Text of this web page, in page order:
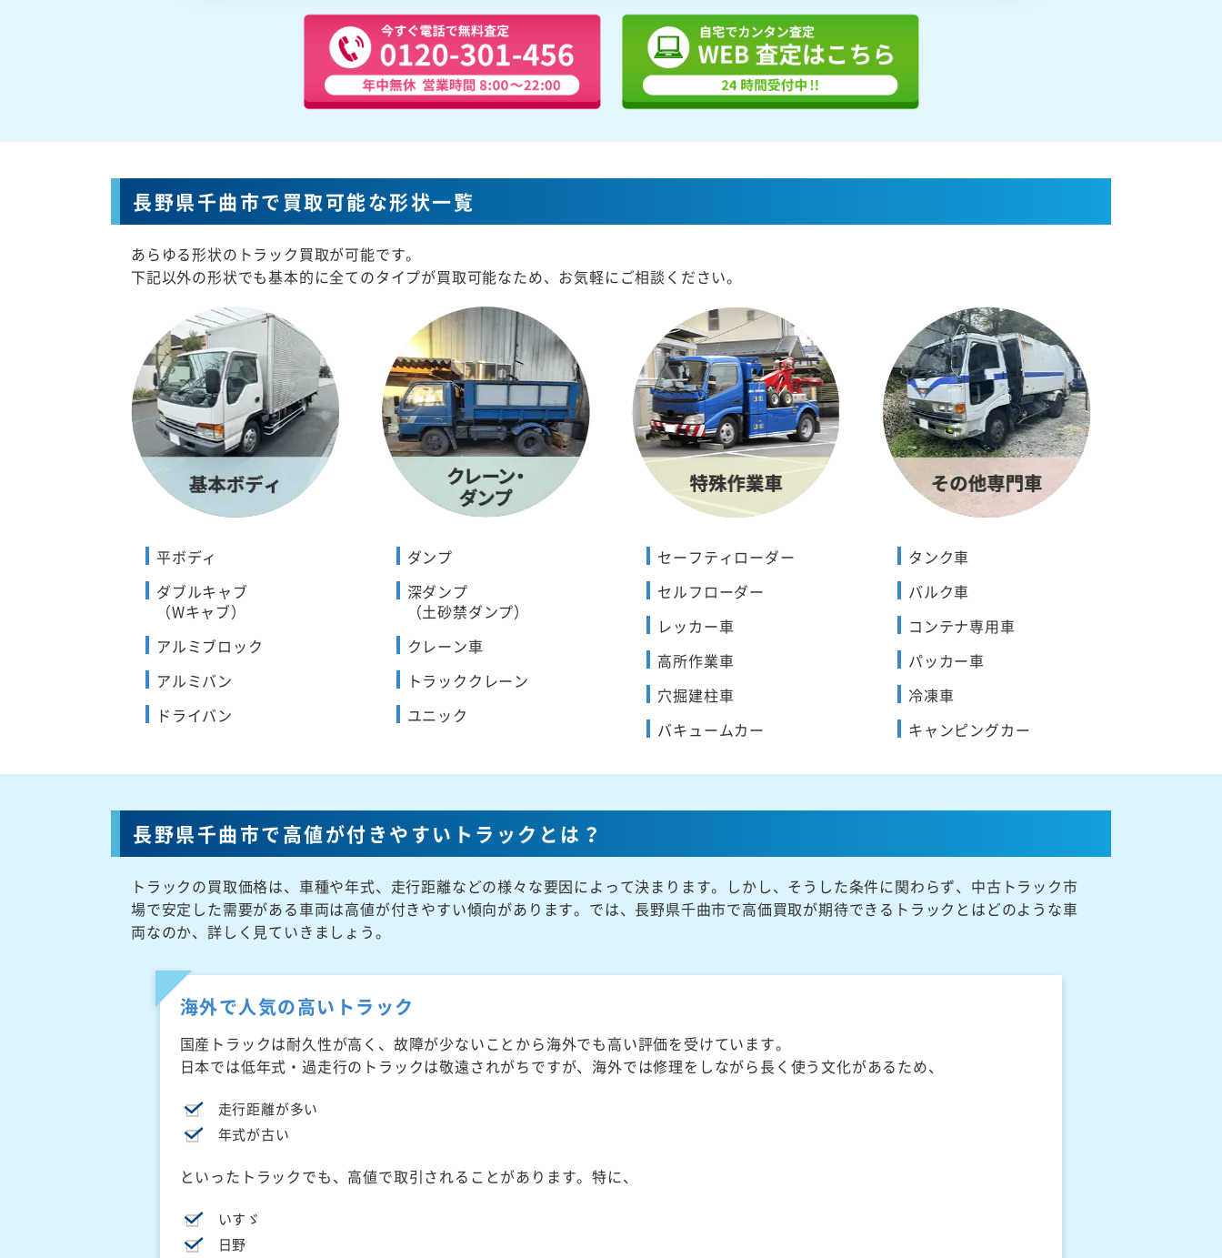
長野県千曲市で買取可能な形状一覧
あらゆる形状のトラック買取が可能です。
下記以外の形状でも基本的に全てのタイプが買取可能なため、お気軽にご相談ください。
平ボディ
ダブルキャブ
（Wキャブ）
アルミブロック
アルミバン
ドライバン
ダンプ
深ダンプ
（土砂禁ダンプ）
クレーン車
トラッククレーン
ユニック
セーフティローダー
セルフローダー
レッカー車
高所作業車
穴掘建柱車
バキュームカー
タンク車
バルク車
コンテナ専用車
パッカー車
冷凍車
キャンピングカー
長野県千曲市で高値が付きやすいトラックとは？
トラックの買取価格は、車種や年式、走行距離などの様々な要因によって決まります。しかし、そうした条件に関わらず、中古トラック市
場で安定した需要がある車両は高値が付きやすい傾向があります。では、長野県千曲市で高価買取が期待できるトラックとはどのような車
両なのか、詳しく見ていきましょう。
海外で人気の高いトラック
国産トラックは耐久性が高く、故障が少ないことから海外でも高い評価を受けています。
日本では低年式・過走行のトラックは敬遠されがちですが、海外では修理をしながら長く使う文化があるため、
走行距離が多い
年式が古い
といったトラックでも、高値で取引されることがあります。特に、
いすゞ
日野